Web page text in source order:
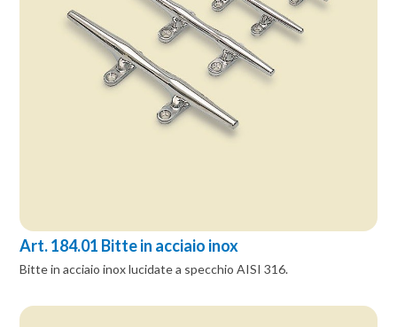
Art. 184.01 Bitte in acciaio inox
Bitte in acciaio inox lucidate a specchio AISI 316.